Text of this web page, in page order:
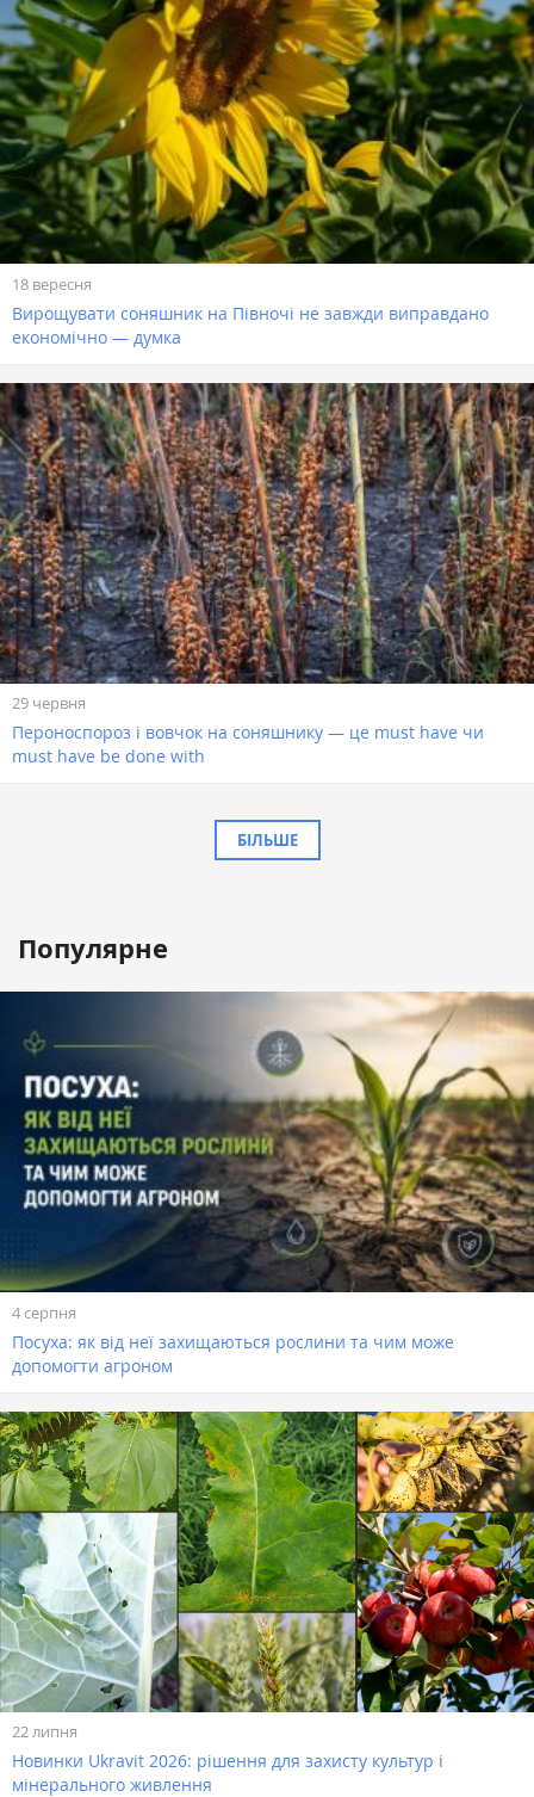
18 вересня
Вирощувати соняшник на Півночі не завжди виправдано
економічно — думка
29 червня
Пероноспороз і вовчок на соняшнику — це must have чи
must have be done with
БІЛЬШЕ
Популярне
4 серпня
Посуха: як від неї захищаються рослини та чим може
допомогти агроном
22 липня
Новинки Ukravit 2026: рішення для захисту культур і
мінерального живлення